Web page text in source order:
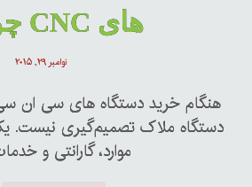
های CNC چوب
نوامبر ۲۹, ۲۰۱۵
هنگام خرید دستگاه های سی ان
دستگاه ملاک تصمیم‌گیری نیست.
موارد، گارانتی و